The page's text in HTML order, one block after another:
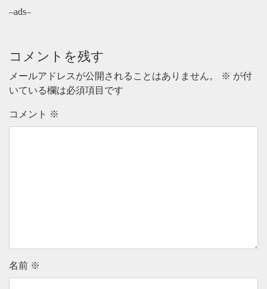
–ads–
コメントを残す
メールアドレスが公開されることはありません。 ※ が付
いている欄は必須項目です
コメント ※
名前 ※